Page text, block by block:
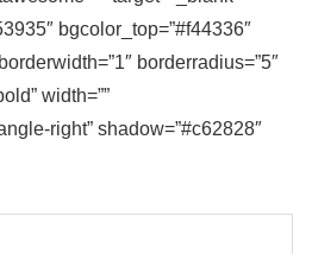
bgcolor_top=”#f44336″
borderradius=”5″
width=””
right” shadow=”#c62828″